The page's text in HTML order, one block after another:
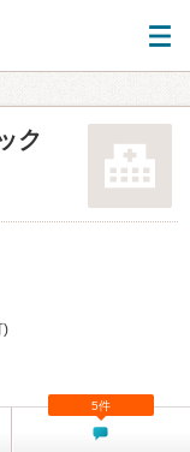
ク
)
5件